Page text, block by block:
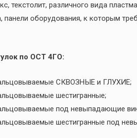
текстолит, различного вида
оборудования, к которым
по ОСТ 4ГО:
СКВОЗНЫЕ и ГЛУХИЕ;
шестигранные;
под невыпадающие
шестигранные под